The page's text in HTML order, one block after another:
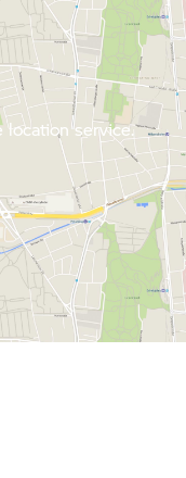
service.